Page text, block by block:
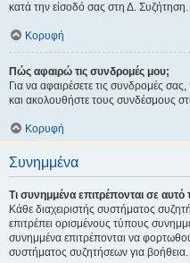
κατά την είσοδό σας στη Δ. Συζήτηση.
Κορυφή
Πώς αφαιρώ τις συνδρομές μου;
Για να αφαιρέσετε τις συνδρομές
και ακολουθήστε τους συνδέσμους
Κορυφή
Συνημμένα
Τι συνημμένα επιτρέπονται σε
Κάθε διαχειριστής συστήματος
επιτρέπει ορισμένους τύπους
συνημμένα επιτρέπονται να
συστήματος συζητήσεων για βοήθεια.